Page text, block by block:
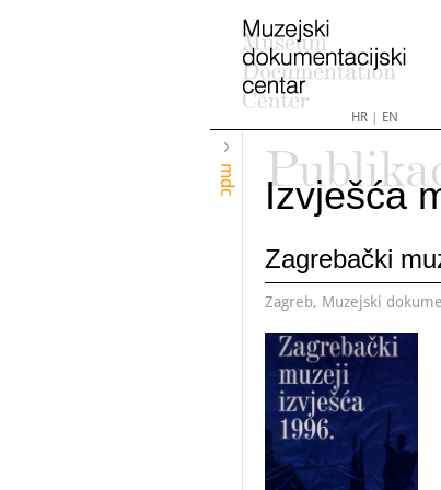
HR| EN
mdc Izvješća
Zagrebački
Zagreb, Muzejski